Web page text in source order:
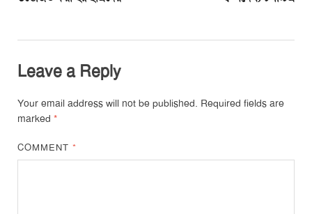
Leave a Reply
Your email address will not be published. Required fields are
marked *
COMMENT*